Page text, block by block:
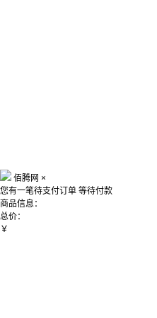
佰腾网 ×
您有一笔待支付订单 等待付款
商品信息：
总价：
￥